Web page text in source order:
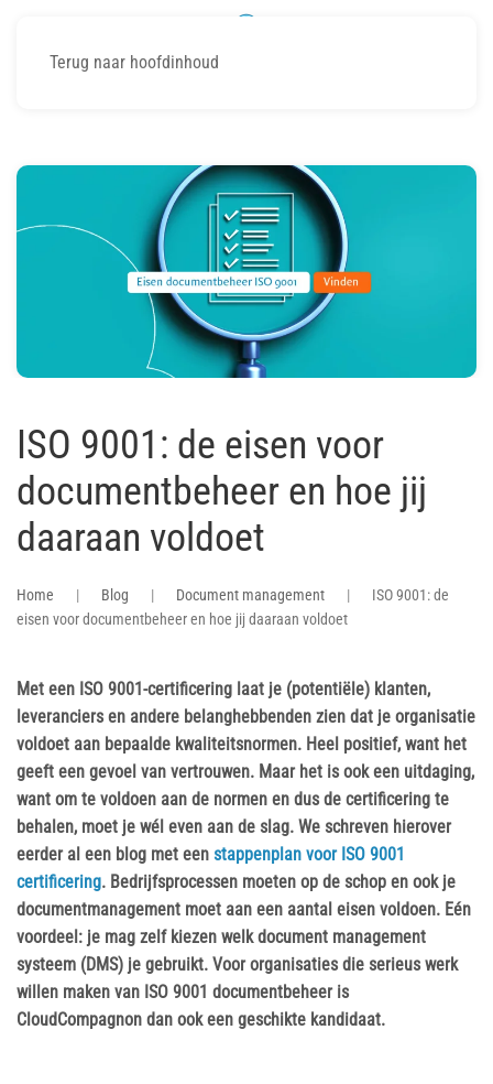
Terug naar hoofdinhoud
ISO 9001: de eisen voor
documentbeheer en hoe jij
daaraan voldoet
Home Blog Document management
ISO 9001: de
eisen voor documentbeheer en hoe jij daaraan voldoet
Met een ISO 9001-certificering laat je (potentiële) klanten,
leveranciers en andere belanghebbenden zien dat je organisatie
voldoet aan bepaalde kwaliteitsnormen. Heel positief, want het
geeft een gevoel van vertrouwen. Maar het is ook een uitdaging,
want om te voldoen aan de normen en dus de certificering te
behalen, moet je wél even aan de slag. We schreven hierover
eerder al een blog met een stappenplan voor ISO 9001
certificering. Bedrijfsprocessen moeten op de schop en ook je
documentmanagement moet aan een aantal eisen voldoen. Eén
voordeel: je mag zelf kiezen welk document management
systeem (DMS) je gebruikt. Voor organisaties die serieus werk
willen maken van ISO 9001 documentbeheer is
CloudCompagnon dan ook een geschikte kandidaat.